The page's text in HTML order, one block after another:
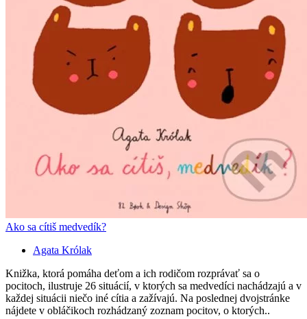
Ako sa cítiš medvedík?
Agata Królak
Knižka, ktorá pomáha deťom a ich rodičom rozprávať sa o
pocitoch, ilustruje 26 situácií, v ktorých sa medvedíci nachádzajú a v
každej situácii niečo iné cítia a zažívajú. Na poslednej dvojstránke
nájdete v obláčikoch rozhádzaný zoznam pocitov, o ktorých..